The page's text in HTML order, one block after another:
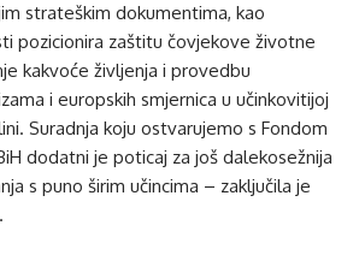
strateškim dokumentima, kao
pozicionira zaštitu čovjekove životne
kakvoće življenja i provedbu
i europskih smjernica u učinkovitijoj
Suradnja koju ostvarujemo s Fondom
dodatni je poticaj za još dalekosežnija
s puno širim učincima – zaključila je